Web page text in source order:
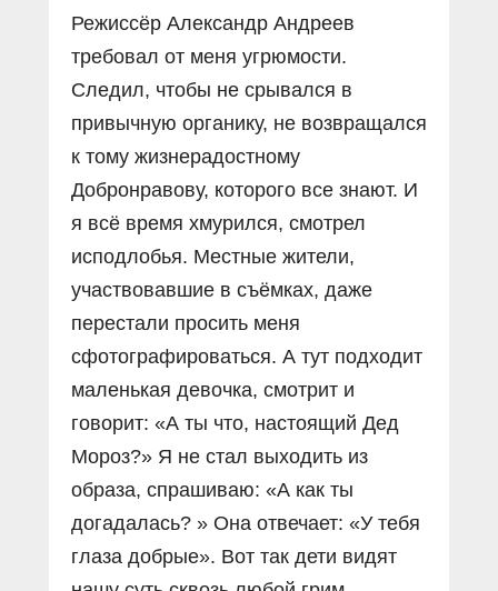
Режиссёр Александр Андреев
требовал от меня угрюмости.
Следил, чтобы не срывался в
привычную органику, не возвращался
к тому жизнерадостному
Добронравову, которого все знают. И
я всё время хмурился, смотрел
исподлобья. Местные жители,
участвовавшие в съёмках, даже
перестали просить меня
сфотографироваться. А тут подходит
маленькая девочка, смотрит и
говорит: «А ты что, настоящий Дед
Мороз?» Я не стал выходить из
образа, спрашиваю: «А как ты
догадалась? » Она отвечает: «У тебя
глаза добрые». Вот так дети видят